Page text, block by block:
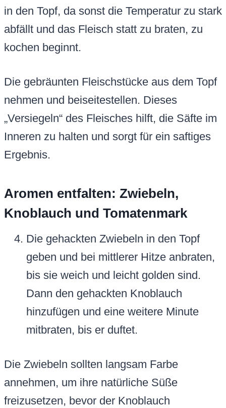
in den Topf, da sonst die Temperatur zu stark
abfällt und das Fleisch statt zu braten, zu
kochen beginnt.
Die gebräunten Fleischstücke aus dem Topf
nehmen und beiseitestellen. Dieses
„Versiegeln“ des Fleisches hilft, die Säfte im
Inneren zu halten und sorgt für ein saftiges
Ergebnis.
Aromen entfalten: Zwiebeln,
Knoblauch und Tomatenmark
Die gehackten Zwiebeln in den Topf
geben und bei mittlerer Hitze anbraten,
bis sie weich und leicht golden sind.
Dann den gehackten Knoblauch
hinzufügen und eine weitere Minute
mitbraten, bis er duftet.
Die Zwiebeln sollten langsam Farbe
annehmen, um ihre natürliche Süße
freizusetzen, bevor der Knoblauch